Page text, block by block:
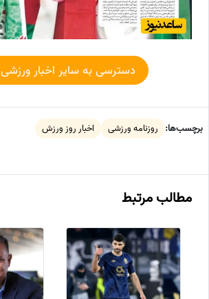
دسترسی به سایر اخبار ورزشی
برچسب‌ها: روزنامه ورزشی اخبار روز ورزش
مطالب مرتبط